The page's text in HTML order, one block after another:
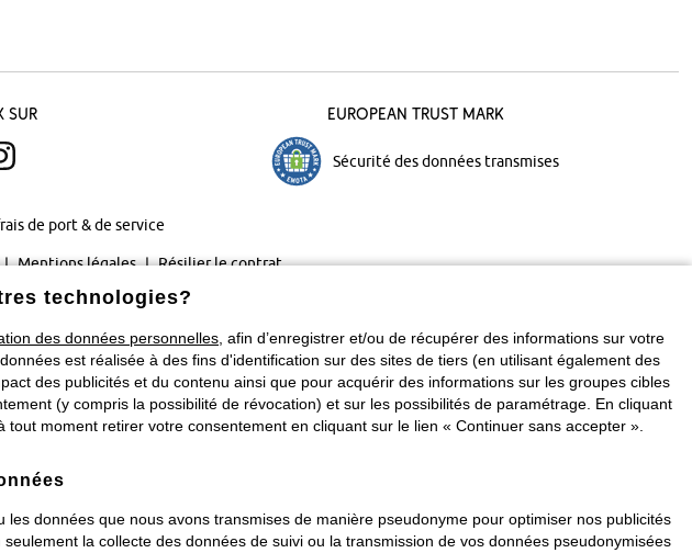
sur European Trust Mark
Sécurité des données transmises
de port & de service
Mentions légales Résilier le contrat
réservés.technologies?
des données personnelles , afin d’enregistrer et/ou de récupérer des informations sur votre
est réalisée à des fins d'identification sur des sites de tiers (en utilisant également des
des publicités et du contenu ainsi que pour acquérir des informations sur les groupes cibles
(y compris la possibilité de révocation) et sur les possibilités de paramétrage. En cliquant
moment retirer votre consentement en cliquant sur le lien « Continuer sans accepter ».
données que nous avons transmises de manière pseudonyme pour optimiser nos publicités
la collecte des données de suivi ou la transmission de vos données pseudonymisées